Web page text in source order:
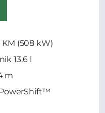
(508 kW)
13,6 l
m